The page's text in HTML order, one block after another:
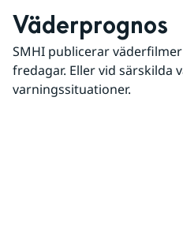
Väderprognos
SMHI publicerar
fredagar. Eller vid särskilda
varningssituationer.